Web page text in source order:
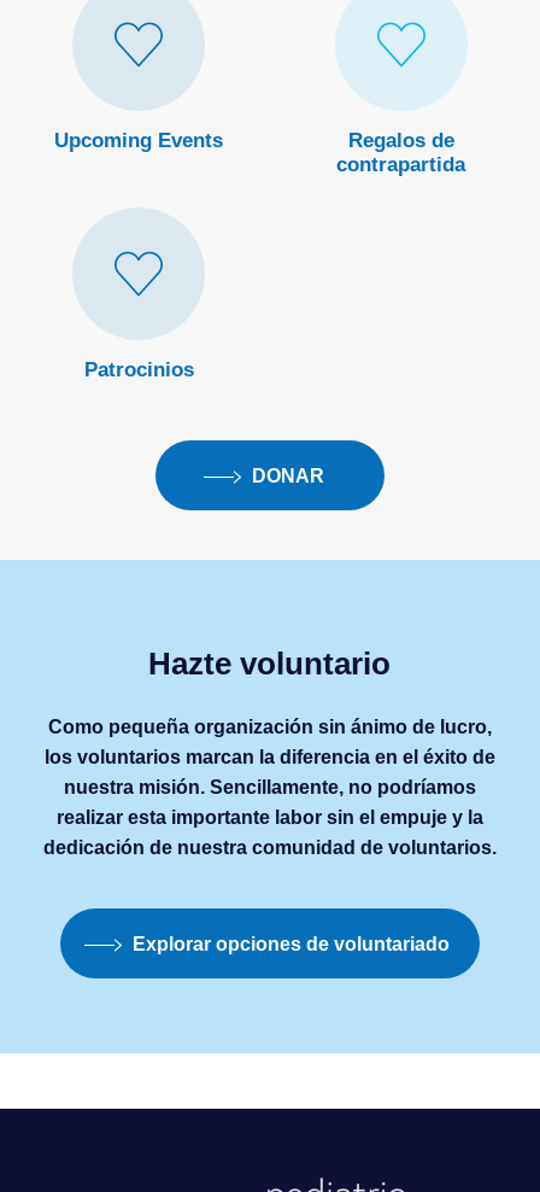
Upcoming Events
de
donar
/
regalos
Regalos de
contrapartida
Formas
de
donar
/
patrocinios
Heart Icon
Patrocinios
DONAR
Hazte voluntario
Como pequeña organización sin ánimo de lucro,
los voluntarios marcan la diferencia en el éxito de
nuestra misión. Sencillamente, no podríamos
realizar esta importante labor sin el empuje y la
dedicación de nuestra comunidad de voluntarios.
Explorar opciones de voluntariado